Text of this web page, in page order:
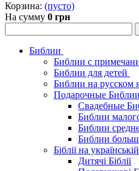
Корзина: (пусто)
На сумму 0 грн
Библии
Библии с
Библии для детей
Библии на русском
Подарочные Библии
Свадебные
Библии
Библии
Библии
Біблії на
Дитячі Біблії